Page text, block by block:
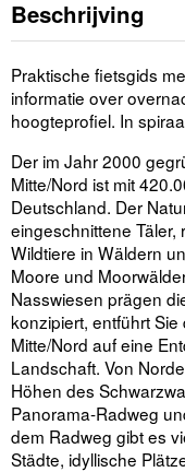
Beschrijving
Praktische fietsgids
informatie over
hoogteprofiel. In
Der im Jahr 2000
Mitte/Nord ist mit
Deutschland. Der
eingeschnittene
Wildtiere in Wäldern
Moore und
Nasswiesen prägen
konzipiert, entführt
Mitte/Nord auf eine
Landschaft. Von
Höhen des
Panorama-Radweg
dem Radweg gibt es
Städte, idyllische